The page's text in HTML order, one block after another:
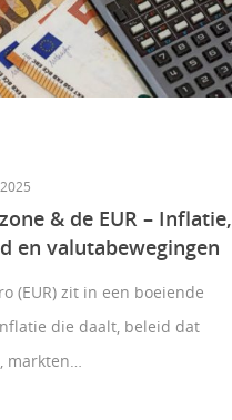
& de EUR – Inflatie,
en valutabewegingen
(EUR) zit in een boeiende
die daalt, beleid dat
markten…